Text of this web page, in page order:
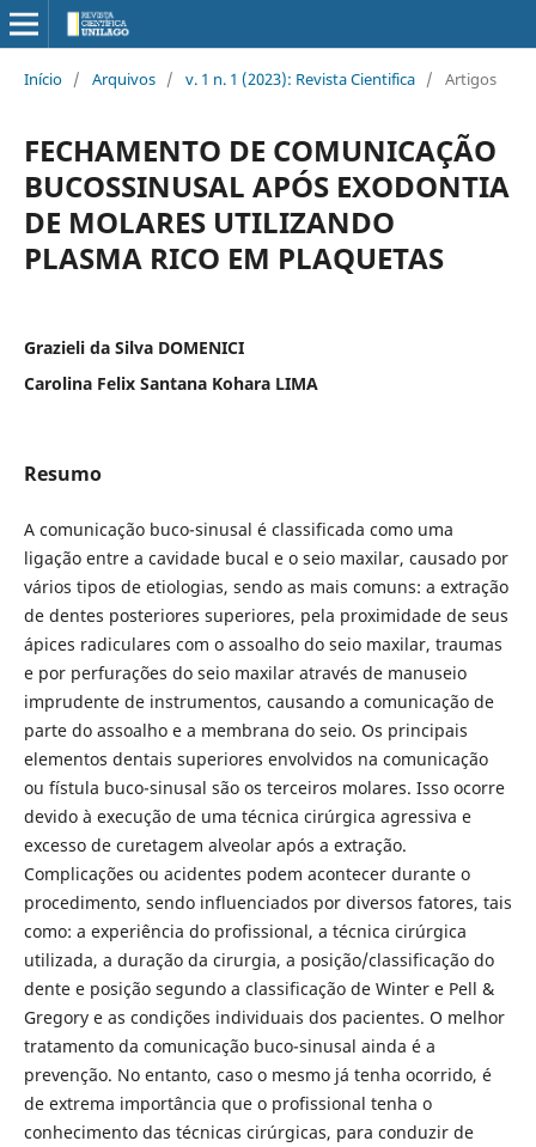
Início / Arquivos / v. 1 n. 1 (2023): Revista Cientifica / Artigos
FECHAMENTO DE COMUNICAÇÃO
BUCOSSINUSAL APÓS EXODONTIA
DE MOLARES UTILIZANDO
PLASMA RICO EM PLAQUETAS
Grazieli da Silva DOMENICI
Carolina Felix Santana Kohara LIMA
Resumo
A comunicação buco-sinusal é classificada como uma
ligação entre a cavidade bucal e o seio maxilar, causado por
vários tipos de etiologias, sendo as mais comuns: a extração
de dentes posteriores superiores, pela proximidade de seus
ápices radiculares com o assoalho do seio maxilar, traumas
e por perfurações do seio maxilar através de manuseio
imprudente de instrumentos, causando a comunicação de
parte do assoalho e a membrana do seio. Os principais
elementos dentais superiores envolvidos na comunicação
ou fístula buco-sinusal são os terceiros molares. Isso ocorre
devido à execução de uma técnica cirúrgica agressiva e
excesso de curetagem alveolar após a extração.
Complicações ou acidentes podem acontecer durante o
procedimento, sendo influenciados por diversos fatores, tais
como: a experiência do profissional, a técnica cirúrgica
utilizada, a duração da cirurgia, a posição/classificação do
dente e posição segundo a classificação de Winter e Pell &
Gregory e as condições individuais dos pacientes. O melhor
tratamento da comunicação buco-sinusal ainda é a
prevenção. No entanto, caso o mesmo já tenha ocorrido, é
de extrema importância que o profissional tenha o
conhecimento das técnicas cirúrgicas, para conduzir de